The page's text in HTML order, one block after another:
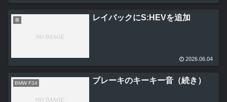
車 レイバックにS:HEVを追加
2026.06.04
BMW F34 ブレーキのキーキー音（続き）